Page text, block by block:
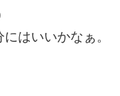
はいいかなぁ。